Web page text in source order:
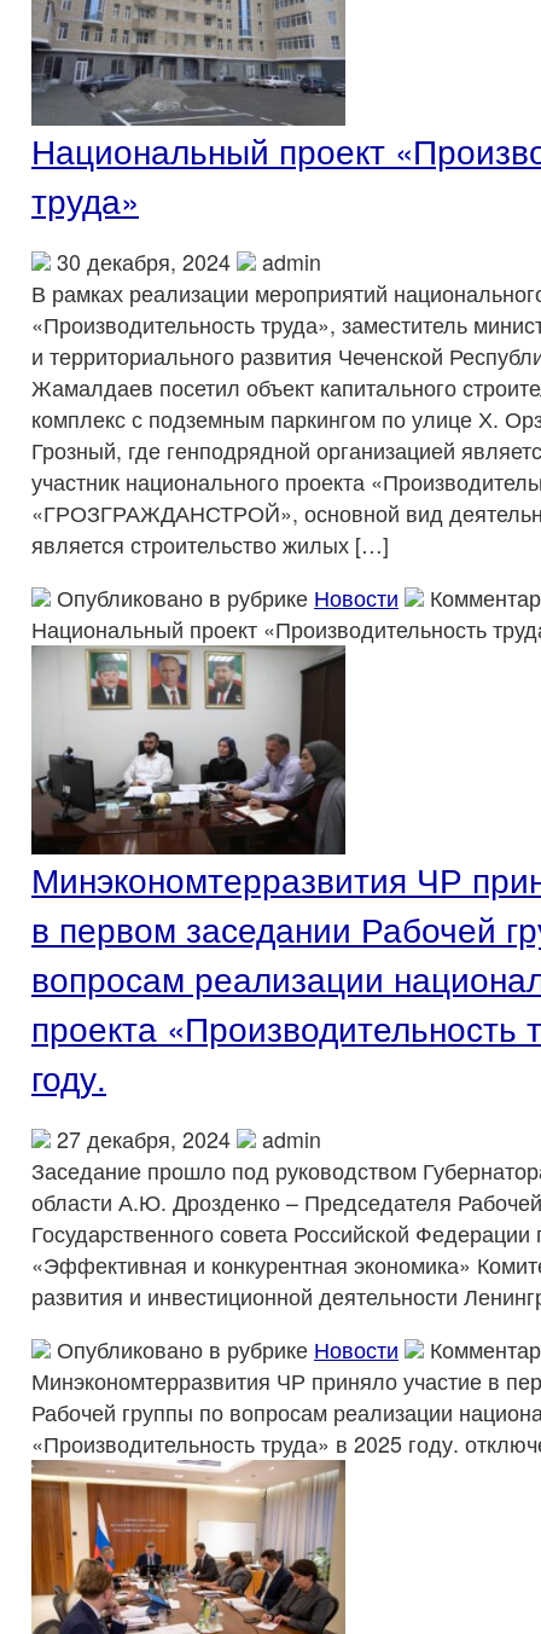
Национальный проект
труда»
30 декабря, 2024
admin
В рамках реализации мероприятий
«Производительность труда», заместитель
и территориального развития Чеченской
Жамалдаев посетил объект капитального
комплекс с подземным паркингом по улице Х.
Грозный, где генподрядной организацией
участник национального проекта
«ГРОЗГРАЖДАНСТРОЙ», основной вид
является строительство жилых […]
Опубликовано в рубрике Новости
Национальный проект «Производительность
Минэкономтерразвития ЧР
в первом заседании Рабочей
вопросам реализации
проекта «Производительность
году.
27 декабря, 2024
admin
Заседание прошло под руководством
области А.Ю. Дрозденко – Председателя
Государственного совета Российской
«Эффективная и конкурентная экономика»
развития и инвестиционной деятельности
Опубликовано в рубрике Новости
Минэкономтерразвития ЧР приняло участие в
Рабочей группы по вопросам реализации
«Производительность труда» в 2025 году.